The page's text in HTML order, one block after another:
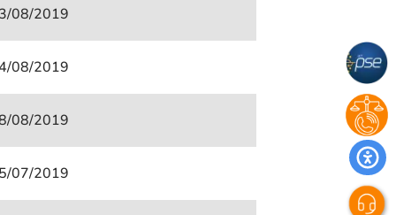
08/2019
08/2019
08/2019
07/2019